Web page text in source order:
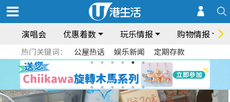
演唱会 优惠着数 玩乐情报 购物情报
热门关键词： 公屋热话 娱乐新闻 定期存款